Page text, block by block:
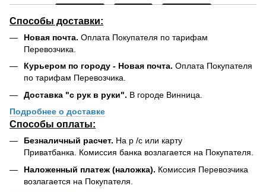
Способы доставки:
Новая почта. Оплата Покупателя по тарифам
Перевозчика.
Курьером по городу - Новая почта. Оплата Покупателя
по тарифам Перевозчика.
Доставка "с рук в руки". В городе Винница.
Подробнее о доставке
Способы оплаты:
Безналичный расчет. На р /с или карту
Приватбанка. Комиссия банка возлагается на Покупателя.
Наложенный платеж (наложка). Комиссия Перевозчика
возлагается на Покупателя.